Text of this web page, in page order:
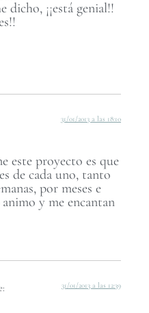
dicho, ¡¡está genial!!
31/01/2013 a las 18:10
este proyecto es que
de cada uno, tanto
por meses e
y me encantan
31/01/2013 a las 12:39